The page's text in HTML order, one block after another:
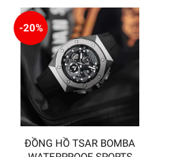
-20%
ĐỒNG HỒ TSAR BOMBA